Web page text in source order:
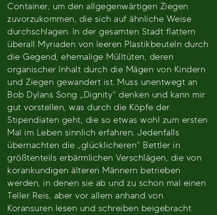
Container, um den allgegenwärtigen Ziegen
zuvorzukommen, die sich auf ähnliche Weise
durchschlagen. In der gesamten Stadt flattern
überall Myriaden von leeren Plastikbeuteln durch
die Gegend, ehemalige Mülltüten, deren
organischer Inhalt durch die Mägen von Kindern
und Ziegen gewandert ist. Muss unentwegt an
Bob Dylans Song „Dignity“ denken und kann mir
gut vorstellen, was durch die Köpfe der
Stipendiaten geht, die so etwas wohl zum ersten
Mal im Leben sinnlich erfahren. Jedenfalls
übernachten die „glücklicheren“ Bettler in
größtenteils erbärmlichen Verschlägen, die von
korankundigen älteren Männern betrieben
werden, in denen sie ab und zu schon mal einen
Teller Reis, aber vor allem anhand von
Koransuren lesen und schreiben beigebracht